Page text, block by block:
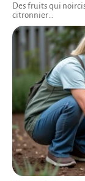
Des fruits qui
citronnier